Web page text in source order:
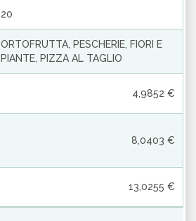
20
ORTOFRUTTA, PESCHERIE, FIORI E
PIANTE, PIZZA AL TAGLIO
4,9852 €
8,0403 €
13,0255 €